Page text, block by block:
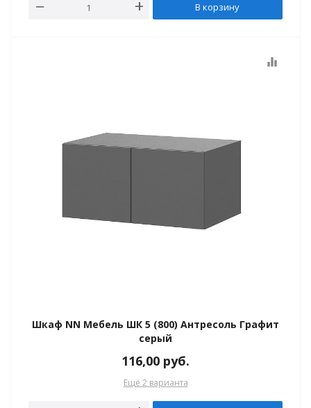
В корзину
equalizer
Шкаф NN Мебель ШК 5 (800) Антресоль Графит
серый
116,00 руб.
Ещё 2 варианта